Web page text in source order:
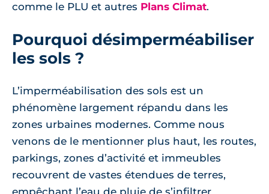
comme le PLU et autres Plans Climat.
Pourquoi désimperméabiliser
les sols ?
L’imperméabilisation des sols est un
phénomène largement répandu dans les
zones urbaines modernes. Comme nous
venons de le mentionner plus haut, les routes,
parkings, zones d’activité et immeubles
recouvrent de vastes étendues de terres,
empêchant l’eau de pluie de s’infiltrer